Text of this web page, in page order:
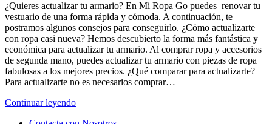
¿Quieres actualizar tu armario? En Mi Ropa Go puedes renovar tu
vestuario de una forma rápida y cómoda. A continuación, te
postramos algunos consejos para conseguirlo. ¿Cómo actualizarte
con ropa casi nueva? Hemos descubierto la forma más fantástica y
económica para actualizar tu armario. Al comprar ropa y accesorios
de segunda mano, puedes actualizar tu armario con piezas de ropa
fabulosas a los mejores precios. ¿Qué comparar para actualizarte?
Para actualizarte no es necesarios comprar…
Continuar leyendo